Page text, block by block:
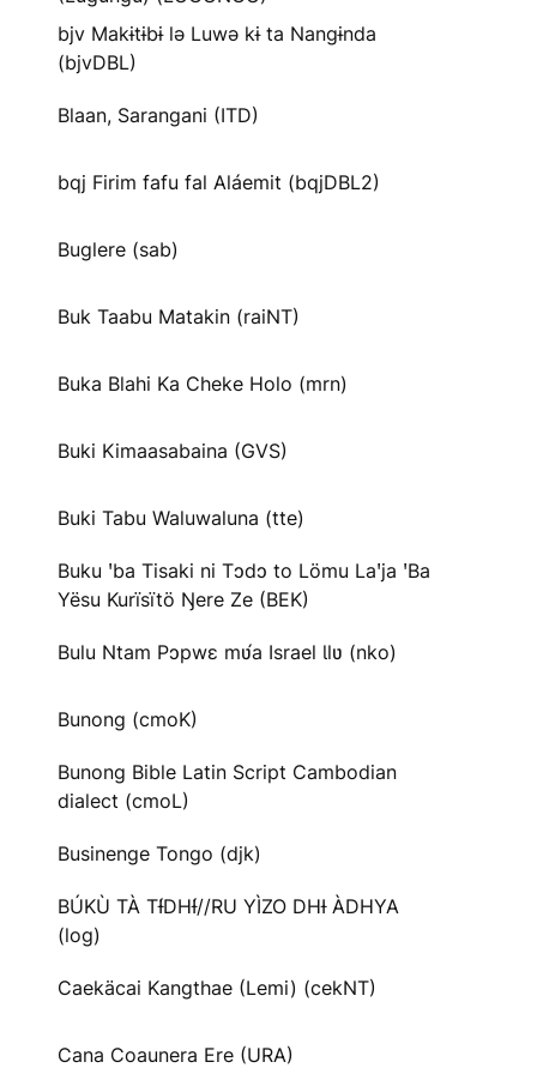
bjv Makɨtɨbɨ lə Luwə kɨ ta Nangɨnda
(bjvDBL)
Blaan, Sarangani (ITD)
bqj Firim fafu fal Aláemit (bqjDBL2)
Buglere (sab)
Buk Taabu Matakin (raiNT)
Buka Blahi Ka Cheke Holo (mrn)
Buki Kimaasabaina (GVS)
Buki Tabu Waluwaluna (tte)
Buku ꞌba Tisaki ni Tɔdɔ to Lömu Laꞌja ꞌBa
Yësu Kurïsïtö Ŋere Ze (BEK)
Bulu Ntam Pɔpwɛ mʋ́a Israel Ɩlʋ (nko)
Bunong (cmoK)
Bunong Bible Latin Script Cambodian
dialect (cmoL)
Businenge Tongo (djk)
BÚKÙ TÀ TƗ́DHƗ́//RU YÌZO DHƗ ÀDHYA
(log)
Caekäcai Kangthae (Lemi) (cekNT)
Cana Coaunera Ere (URA)